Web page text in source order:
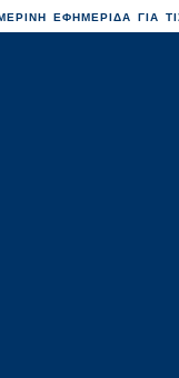
ΕΦΗΜΕΡΙΔΑ ΓΙΑ